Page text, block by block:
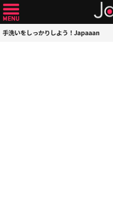
手洗いをしっかりしよう！Japaaan